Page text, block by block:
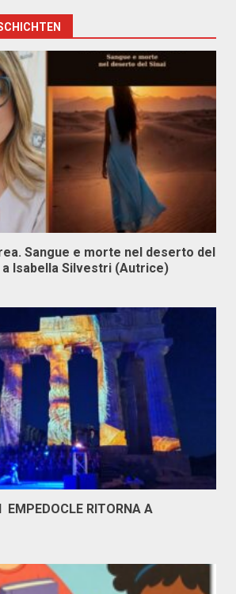
Sangue e morte nel deserto del
Isabella Silvestri (Autrice)
EMPEDOCLE RITORNA A